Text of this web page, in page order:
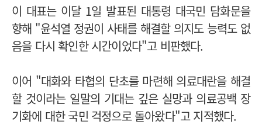
이 대표는 이달 1일 발표된 대통령 대국민 담화문을
향해 "윤석열 정권이 사태를 해결할 의지도 능력도 없
음을 다시 확인한 시간이었다"고 비판했다.
이어 "대화와 타협의 단초를 마련해 의료대란을 해결
할 것이라는 일말의 기대는 깊은 실망과 의료공백 장
기화에 대한 국민 걱정으로 돌아왔다"고 지적했다.